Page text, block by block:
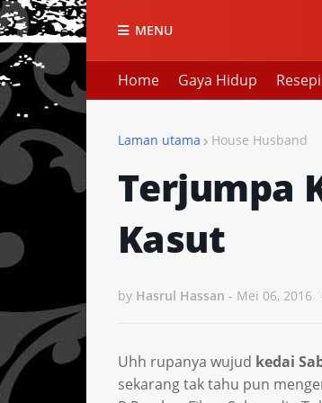
MENU
Home Gaya Hidup Resepi
Laman utama House Husband
Terjumpa
Kasut
by Hasrul Hassan - Mei 06, 2016
Uhh rupanya wujud kedai
sekarang tak tahu pun